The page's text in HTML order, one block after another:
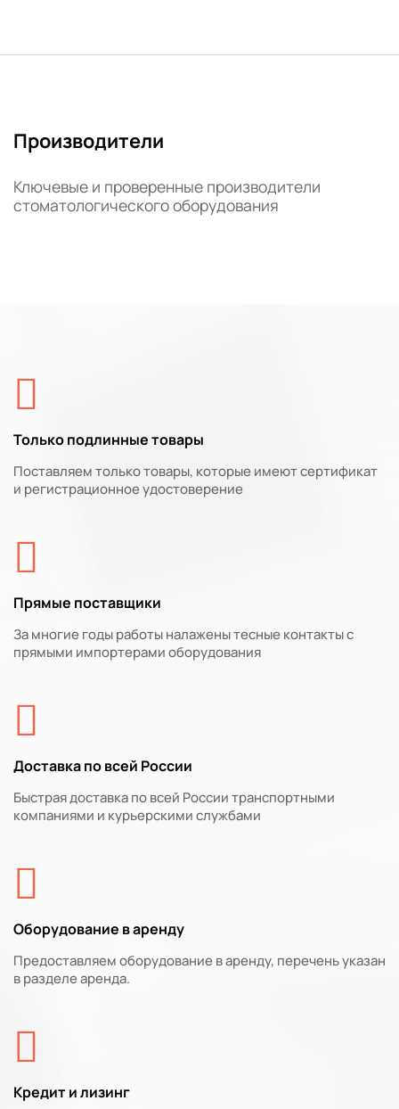
Производители
Ключевые и проверенные производители
стоматологического оборудования
Только подлинные товары
Поставляем только товары, которые имеют сертификат
и регистрационное удостоверение
Прямые поставщики
За многие годы работы налажены тесные контакты с
прямыми импортерами оборудования
Доставка по всей России
Быстрая доставка по всей России транспортными
компаниями и курьерскими службами
Оборудование в аренду
Предоставляем оборудование в аренду, перечень указан
в разделе аренда.
Кредит и лизинг